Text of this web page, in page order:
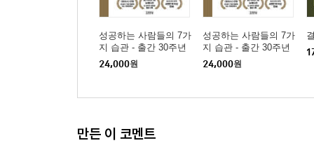
제2사분면의 도구
실행 방법
제4세대 시간 관리
지시적 위임
제2사분면의 패러다임
성공하는 사람들의 7가
지 습관 - 출간 30주년
뉴에디션2 (큰글자책)
24,000원
성공하는 사람들의 7가
지 습관 - 출간 30주년
뉴에디션1 (큰글자책)
24,000원
만든 이 코멘트